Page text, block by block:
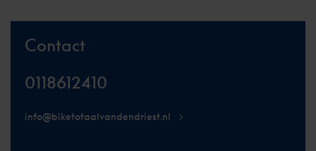
Contact
0118612410
info@biketotaalvandendriest.nl